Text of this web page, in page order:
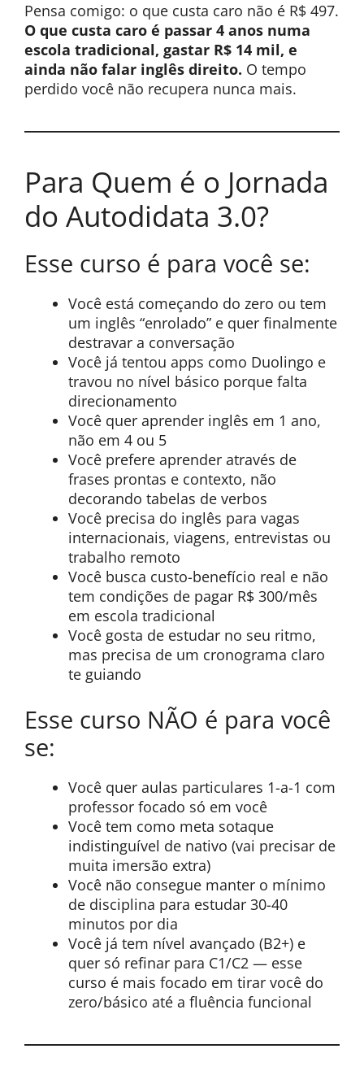
Pensa comigo: o que custa caro não é R$ 497.
O que custa caro é passar 4 anos numa
escola tradicional, gastar R$ 14 mil, e
ainda não falar inglês direito. O tempo
perdido você não recupera nunca mais.
Para Quem é o Jornada
do Autodidata 3.0?
Esse curso é para você se:
Você está começando do zero ou tem
um inglês “enrolado” e quer finalmente
destravar a conversação
Você já tentou apps como Duolingo e
travou no nível básico porque falta
direcionamento
Você quer aprender inglês em 1 ano,
não em 4 ou 5
Você prefere aprender através de
frases prontas e contexto, não
decorando tabelas de verbos
Você precisa do inglês para vagas
internacionais, viagens, entrevistas ou
trabalho remoto
Você busca custo-benefício real e não
tem condições de pagar R$ 300/mês
em escola tradicional
Você gosta de estudar no seu ritmo,
mas precisa de um cronograma claro
te guiando
Esse curso NÃO é para você
se:
Você quer aulas particulares 1-a-1 com
professor focado só em você
Você tem como meta sotaque
indistinguível de nativo (vai precisar de
muita imersão extra)
Você não consegue manter o mínimo
de disciplina para estudar 30-40
minutos por dia
Você já tem nível avançado (B2+) e
quer só refinar para C1/C2 — esse
curso é mais focado em tirar você do
zero/básico até a fluência funcional